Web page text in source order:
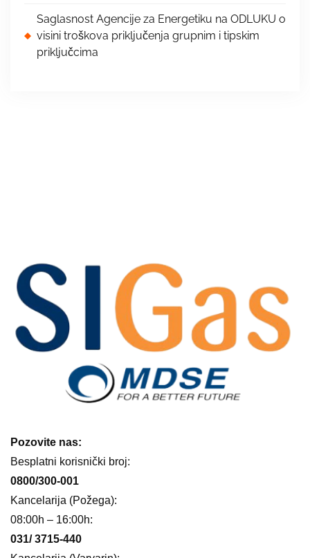
Saglasnost Agencije za Energetiku na ODLUKU o
visini troškova priključenja grupnim i tipskim
priključcima
Pozovite nas:
Besplatni korisnički broj:
0800/300-001
Kancelarija (Požega):
08:00h – 16:00h:
031/ 3715-440